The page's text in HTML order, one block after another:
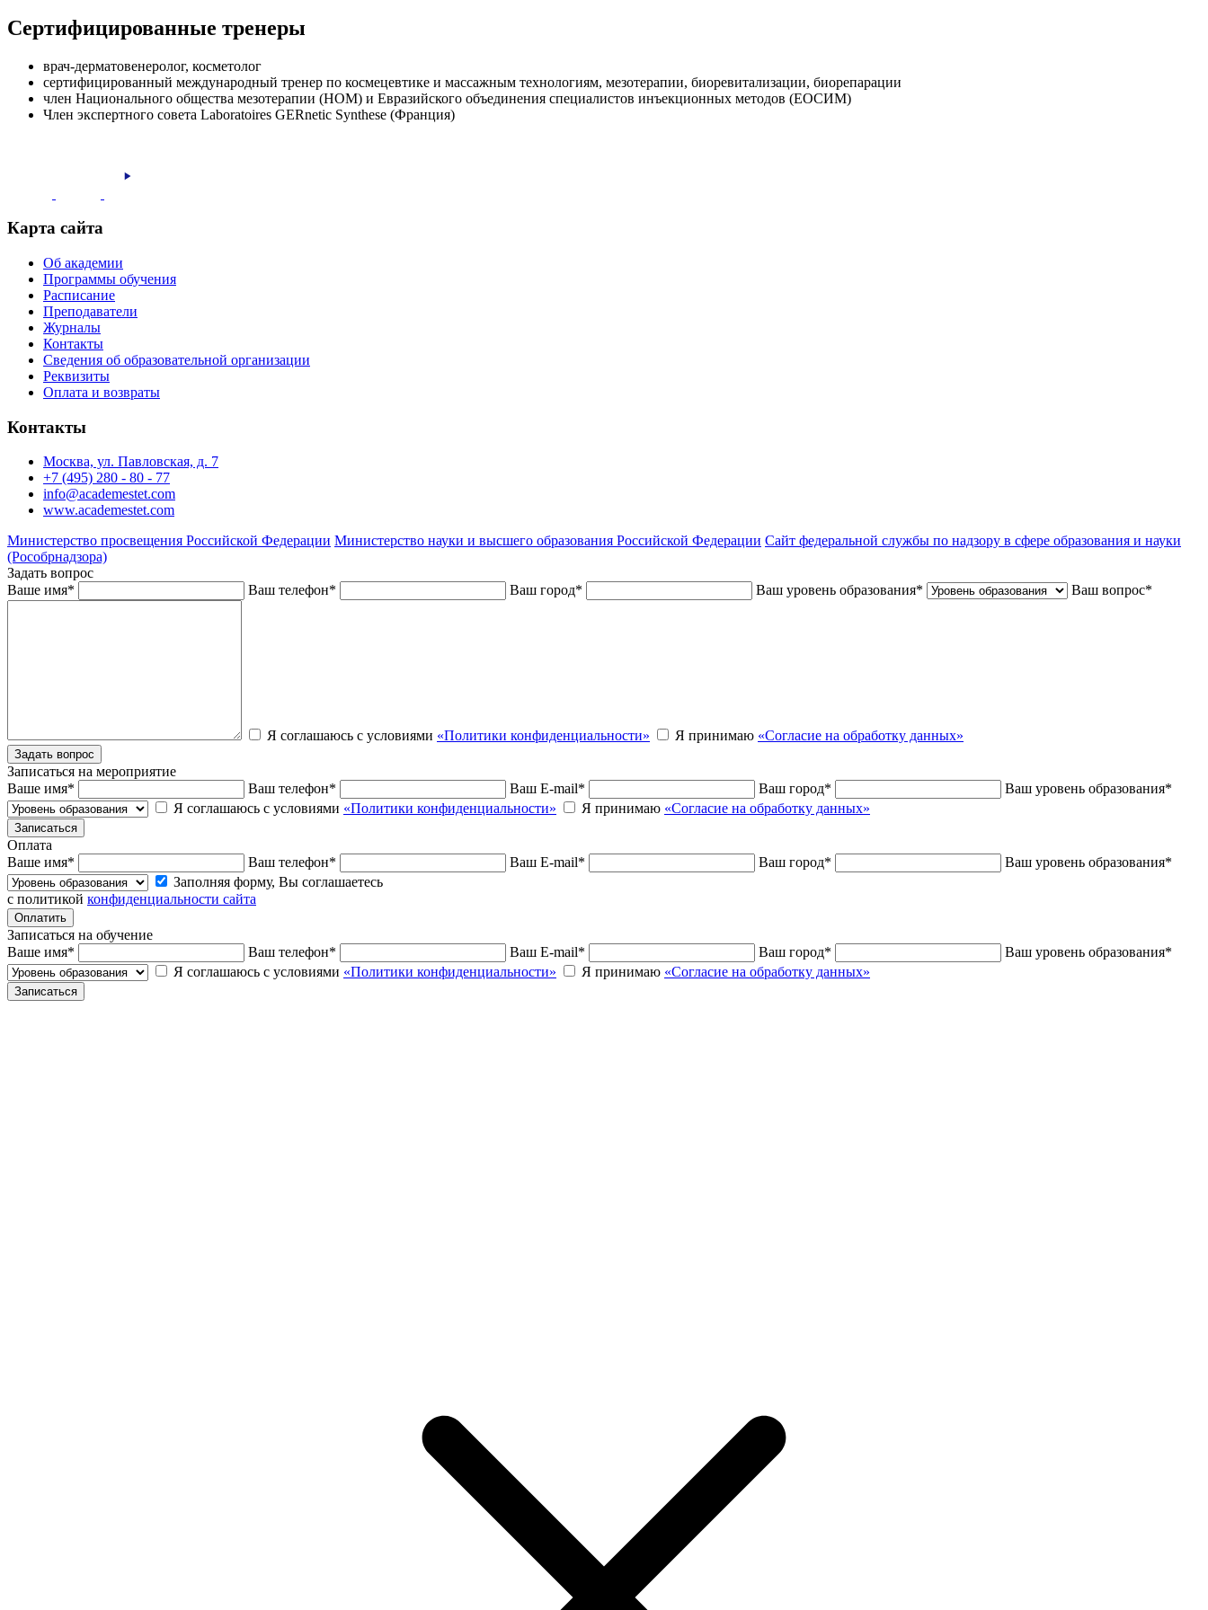
Сертифицированные тренеры
врач-дерматовенеролог, косметолог
сертифицированный международный тренер по космецевтике и массажным технологиям, мезотерапии, биоревитализации, биорепарации
член Национального общества мезотерапии (НОМ) и Евразийского объединения специалистов инъекционных методов (ЕОСИМ)
Член экспертного совета Laboratoires GERnetic Synthese (Франция)
Карта сайта
Об академии
Программы обучения
Расписание
Преподаватели
Журналы
Контакты
Сведения об образовательной организации
Реквизиты
Оплата и возвраты
Контакты
Москва, ул. Павловская, д. 7
+7 (495) 280 - 80 - 77
info@academestet.com
www.academestet.com
Министерство просвещения Российской Федерации Министерство науки и высшего образования Российской Федерации Сайт федеральной службы по надзору в сфере образования и науки
(Рособрнадзора)
Задать вопрос
Ваше имя* Ваш телефон* Ваш город* Ваш уровень образования* Ваш вопрос*
Я соглашаюсь с условиями «Политики конфиденциальности» Я принимаю «Согласие на обработку данных»
Записаться на мероприятие
Ваше имя* Ваш телефон* Ваш E-mail* Ваш город* Ваш уровень образования*
Я соглашаюсь с условиями «Политики конфиденциальности» Я принимаю «Согласие на обработку данных»
Оплата
Ваше имя* Ваш телефон* Ваш E-mail* Ваш город* Ваш уровень образования*
Заполняя форму, Вы соглашаетесь
с политикой конфиденциальности сайта
Записаться на обучение
Ваше имя* Ваш телефон* Ваш E-mail* Ваш город* Ваш уровень образования*
Я соглашаюсь с условиями «Политики конфиденциальности» Я принимаю «Согласие на обработку данных»